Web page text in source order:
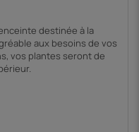
destinée à la
aux besoins de vos
vos plantes seront de